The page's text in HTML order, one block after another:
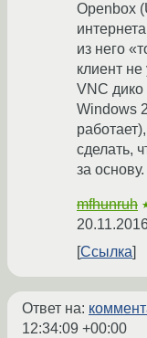
Openbox
из него
клиент
VNC дико
Windows
сделать,
за основу.
mfhunruh
Ссылка
Ответ на:
12:34:09 +00:00